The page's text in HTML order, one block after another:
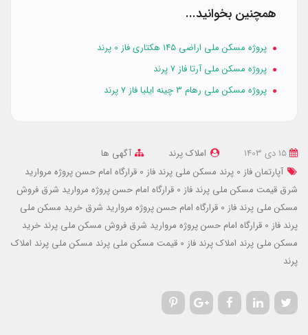
همچنین بخوانید...
پروژه مسکن ملی اراضی ۱۴۵ هکتاری فاز 0 پرند
پروژه مسکن ملی آرتا فاز 7 پرند
پروژه مسکن ملی رهام 3 چینه ایلیا فاز 7 پرند
املاک پرند
آگهی ها
آپارتمان فاز 0 پرند
مسکن ملی پرند فاز 0 قرارگاه امام حسن پروژه مروارید
شرق قیمت مسکن ملی پرند فاز 0 قرارگاه امام حسن پروژه مروارید شرق
فروش
مسکن ملی پرند فاز 0 قرارگاه امام حسن پروژه مروارید شرق
خرید مسکن ملی
پرند فاز 0 قرارگاه امام حسن پروژه مروارید شرق
فروش مسکن ملی پرند خرید
مسکن ملی پرند املاک پرند فاز 0 قیمت مسکن ملی پرند مسکن ملی پرند املاک
پرند